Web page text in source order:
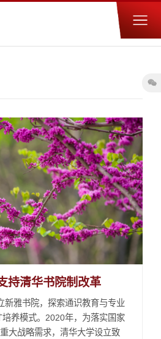
持清华书院制改革
新雅书院，探索通识教育与专业
养模式。2020年，为落实国家
大战略需求，清华大学设立致